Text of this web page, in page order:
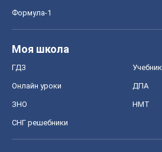
Формула-1
Моя школа
ГДЗ
Онлайн уроки ДПА
ЗНО НМТ
СНГ решебники